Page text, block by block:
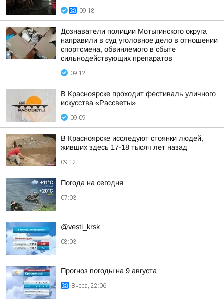
09:18
Дознаватели полиции Мотыгинского округа
направили в суд уголовное дело в отношении
спортсмена, обвиняемого в сбыте
сильнодействующих препаратов
09:12
В Красноярске проходит фестиваль уличного
искусства «Рассветы»
09:09
В Красноярске исследуют стоянки людей,
живших здесь 17-18 тысяч лет назад
09:12
Погода на сегодня
07:03
@vesti_krsk
08:03
Прогноз погоды на 9 августа
Вчера, 22:06